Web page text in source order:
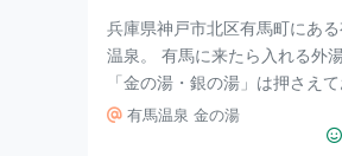
兵庫県神戸市北区有馬町にあ
温泉。 有馬に来たら入れる外
「金の湯・銀の湯」は押さえ
たいですよね～。 「金の湯」と
ばれる金泉は、濃い赤褐色の
有馬温泉 金の湯